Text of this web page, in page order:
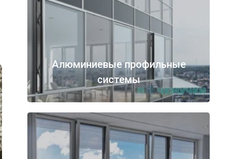
Алюминиевые профильные
системы